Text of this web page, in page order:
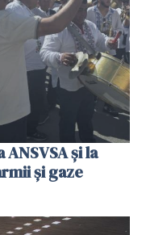
și la
și gaze